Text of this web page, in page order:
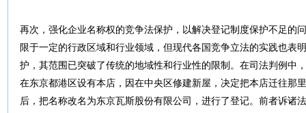
再次，强化企业名称权的竞争法保护，以解决登记制度保护不足的
限于一定的行政区域和行业领域，但现代各国竞争立法的实践也表
护，其范围已突破了传统的地域性和行业性的限制。在司法判例中
在东京都港区设有本店，因在中央区修建新屋，决定把本店迁往那
后，把名称改名为东京瓦斯股份有限公司，进行了登记。前者诉诸